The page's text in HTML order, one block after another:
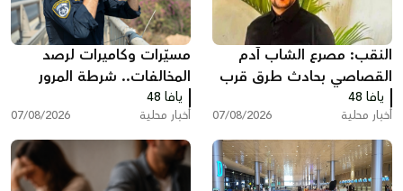
النقب: مصرع الشاب آدم
القصاصي بحادث طرق قرب
حورة
يافا 48
أخبار محلية 07/08/2026
مسيّرات وكاميرات لرصد
المخالفات.. شرطة المرور
تكثف حملاتها على الطرق
يافا 48
أخبار محلية 07/08/2026